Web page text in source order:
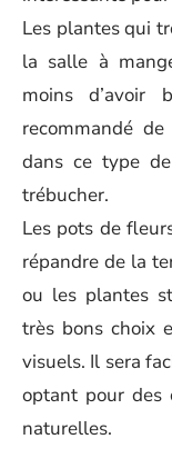
Les plantes qui
la salle à
moins d’avoir
recommandé
dans ce type
trébucher.
Les pots de
répandre de la
ou les plantes
très bons choix
visuels. Il sera
optant pour des
naturelles.